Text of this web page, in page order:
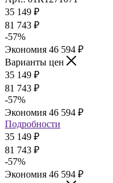
35 149 ₽
81 743 ₽
-57%
Экономия 46 594 ₽
Варианты цен
35 149 ₽
81 743 ₽
-57%
Экономия 46 594 ₽
Подробности
35 149 ₽
81 743 ₽
-57%
Экономия 46 594 ₽